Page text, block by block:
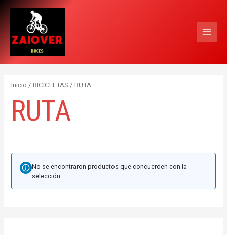
contenido
Inicio /BICICLETAS / RUTA
RUTA
No se encontraron productos que concuerden con la
selección.